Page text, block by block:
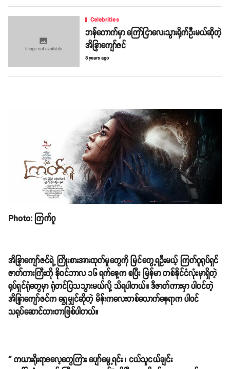
Celebrities
ဘန်ကောက်မှာ ကြော်ငြာလေးသွားရိုက်ဦးမယ်ဆိုတဲ့
အိန္ဒြာကျော်ဇင်
8 years ago
Photo: ကြက်ဂူ
အိန္ဒြာကျော်ဇင်ရဲ့ ကြိုးစားအားထုတ်မှုတွေကို မြင်တွေ့ရဦးမယ့် ကြတ်ဂူရုပ်ရှင်
ဇာတ်ကားကြီးကို နိုဝင်ဘာလ ၁၆ ရက်နေ့က စပြီး မြန်မာ တစ်နိုင်ငံလုံးမှာရှိတဲ့
ရုပ်ရှင်ရုံတွေမှာ ရုံတင်ပြသသွားမယ်လို့ သိရပါတယ်။ ဒီဇာတ်ကားမှာ ပါဝင်တဲ့
အိန္ဒြာကျော်ဇင်က ရွှေမျှင်ဆိုတဲ့ မိန်းကလေးတစ်ယောက်နေရာက ပါဝင်
သရုပ်ဆောင်ထားတာဖြစ်ပါတယ်။
'' ကယားရိုးရာဓလေ့တွေကြား ပျော်မွေ့ရင်း ၊ ငယ်သူငယ်ချင်း